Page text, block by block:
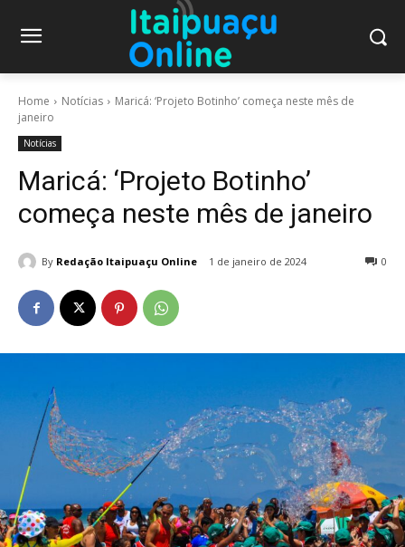
Home Notícias
Maricá: ‘Projeto Botinho’ começa neste mês de
janeiro
Notícias
Maricá: ‘Projeto Botinho’
começa neste mês de janeiro
By Redação Itaipuaçu Online 1 de janeiro de 2024 0